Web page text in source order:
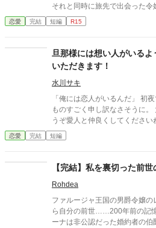
それと同時に旅先で出会った
それを知った伯爵令嬢である私
気持ちなんて全くわいてきませ
という噂が広まり、もう結婚
と辺境伯から結婚の申し出が
方。おっとりした私なんて、す
たので、うまーくお断りして田
ら、なぜか結婚のお断りを断
てあるんですか？ しかもなぜ
引っ越した私を追いかけてき
ンとヒロインに恋をしている
後半です。 ※独自の世界観ですので、設定はゆるめ、ご都合主義
恋愛 完結 短編 R15
旦那様には想い人がいる
いただきます！
水川サキ
「俺には恋人がいるんだ」 初夜で旦那様にそう告げられました。
ものすごく申し訳なさそうに。 大丈夫です。知ってますから。 ど
うぞ愛人と仲良くしてくださ
すので。 悠々自適なお飾り妻の快適ライフを送っていたら、 旦那
様
恋愛 完結 短編
【完結】私を裏切った前
Rohdea
ファルージャ王国の男爵令嬢
ら自分の前世……200年前の記憶を持って
ーナは非公認だった婚約者の